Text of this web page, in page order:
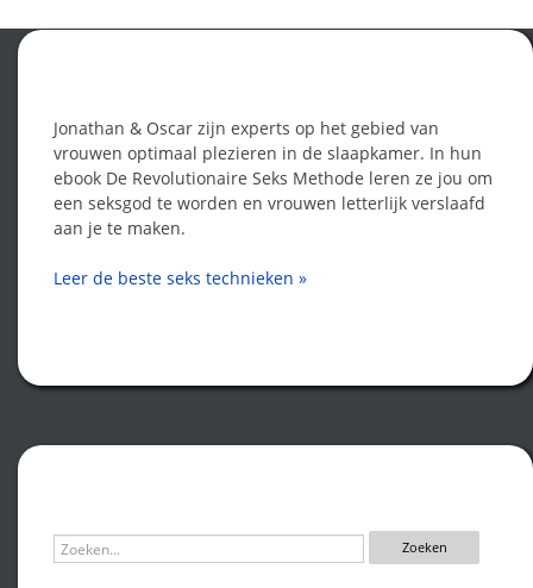
Jonathan & Oscar zijn experts op het gebied van
vrouwen optimaal plezieren in de slaapkamer. In hun
ebook De Revolutionaire Seks Methode leren ze jou om
een seksgod te worden en vrouwen letterlijk verslaafd
aan je te maken.
Leer de beste seks technieken »